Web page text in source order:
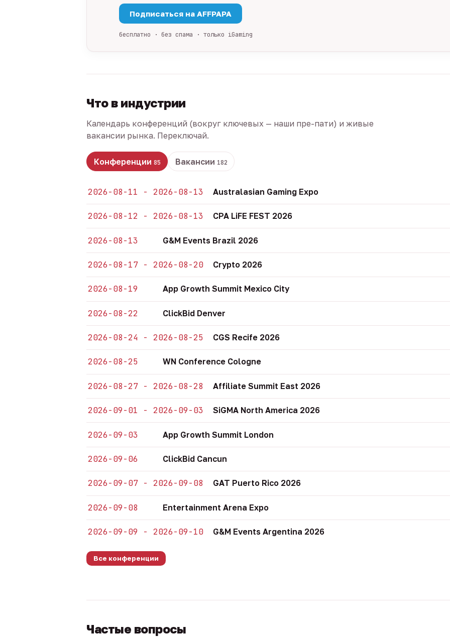
Подписаться на AFFPAPA
бесплатно · без спама · только iGaming
Что в индустрии
Календарь конференций (вокруг ключевых — наши пре-пати) и живые
вакансии рынка. Переключай.
Конференции 85 Вакансии 182
2026-08-11 - 2026-08-13 Australasian Gaming Expo
2026-08-12 - 2026-08-13 CPA LiFE FEST 2026
2026-08-13 G&M Events Brazil 2026
2026-08-17 - 2026-08-20 Crypto 2026
2026-08-19 App Growth Summit Mexico City
2026-08-22 ClickBid Denver
2026-08-24 - 2026-08-25 CGS Recife 2026
2026-08-25 WN Conference Cologne
2026-08-27 - 2026-08-28 Affiliate Summit East 2026
2026-09-01 - 2026-09-03 SiGMA North America 2026
2026-09-03 App Growth Summit London
2026-09-06 ClickBid Cancun
2026-09-07 - 2026-09-08 GAT Puerto Rico 2026
2026-09-08 Entertainment Arena Expo
2026-09-09 - 2026-09-10 G&M Events Argentina 2026
Все конференции
Частые вопросы